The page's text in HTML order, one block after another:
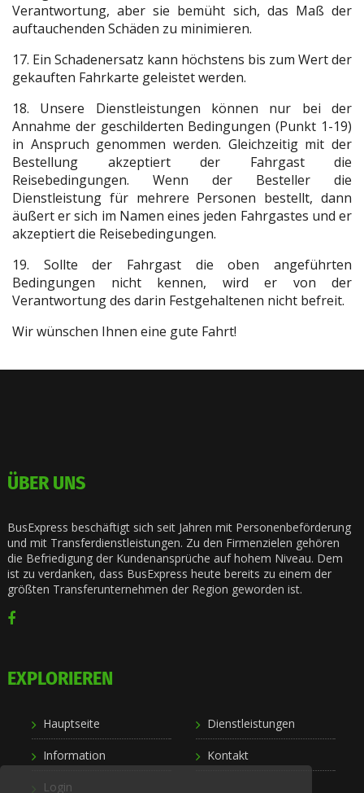
Verantwortung, aber sie bemüht sich, das Maß der
auftauchenden Schäden zu minimieren.
17. Ein Schadenersatz kann höchstens bis zum Wert der
gekauften Fahrkarte geleistet werden.
18. Unsere Dienstleistungen können nur bei der
Annahme der geschilderten Bedingungen (Punkt 1-19)
in Anspruch genommen werden. Gleichzeitig mit der
Bestellung akzeptiert der Fahrgast die
Reisebedingungen. Wenn der Besteller die
Dienstleistung für mehrere Personen bestellt, dann
äußert er sich im Namen eines jeden Fahrgastes und er
akzeptiert die Reisebedingungen.
19. Sollte der Fahrgast die oben angeführten
Bedingungen nicht kennen, wird er von der
Verantwortung des darin Festgehaltenen nicht befreit.
Wir wünschen Ihnen eine gute Fahrt!
ÜBER UNS
BusExpress beschäftigt sich seit Jahren mit Personenbeförderung
und mit Transferdienstleistungen. Zu den Firmenzielen gehören
die Befriedigung der Kundenansprüche auf hohem Niveau. Dem
ist zu verdanken, dass BusExpress heute bereits zu einem der
größten Transferunternehmen der Region geworden ist.
EXPLORIEREN
Hauptseite Dienstleistungen
Information Kontakt
Login